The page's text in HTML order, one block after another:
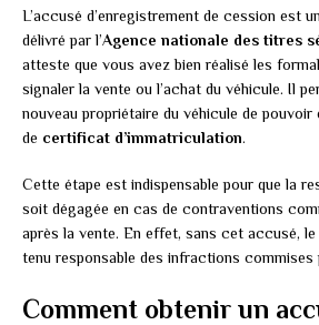
L’accusé d’enregistrement de cession est
délivré par l’Agence nationale des titres
atteste que vous avez bien réalisé les
signaler la vente ou l’achat du véhicule. Il
nouveau propriétaire du véhicule de pouvoir
de certificat d’immatriculation.
Cette étape est indispensable pour que la
soit dégagée en cas de contraventions
après la vente. En effet, sans cet accusé,
tenu responsable des infractions commises
Comment obtenir un